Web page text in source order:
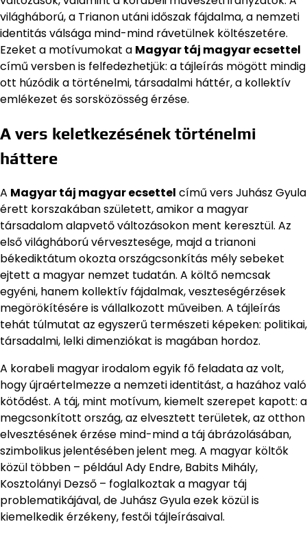
világháború, a Trianon utáni időszak fájdalma, a nemzeti
identitás válsága mind-mind rávetülnek költészetére.
Ezeket a motívumokat a Magyar táj magyar ecsettel
című versben is felfedezhetjük: a tájleírás mögött mindig
ott húzódik a történelmi, társadalmi háttér, a kollektív
emlékezet és sorsközösség érzése.
A vers keletkezésének történelmi
háttere
A Magyar táj magyar ecsettel című vers Juhász Gyula
érett korszakában született, amikor a magyar
társadalom alapvető változásokon ment keresztül. Az
első világháború vérvesztesége, majd a trianoni
békediktátum okozta országcsonkítás mély sebeket
ejtett a magyar nemzet tudatán. A költő nemcsak
egyéni, hanem kollektív fájdalmak, veszteségérzések
megörökítésére is vállalkozott műveiben. A tájleírás
tehát túlmutat az egyszerű természeti képeken: politikai,
társadalmi, lelki dimenziókat is magában hordoz.
A korabeli magyar irodalom egyik fő feladata az volt,
hogy újraértelmezze a nemzeti identitást, a hazához való
kötődést. A táj, mint motívum, kiemelt szerepet kapott: a
megcsonkított ország, az elvesztett területek, az otthon
elvesztésének érzése mind-mind a táj ábrázolásában,
szimbolikus jelentésében jelent meg. A magyar költők
közül többen – például Ady Endre, Babits Mihály,
Kosztolányi Dezső – foglalkoztak a magyar táj
problematikájával, de Juhász Gyula ezek közül is
kiemelkedik érzékeny, festői tájleírásaival.